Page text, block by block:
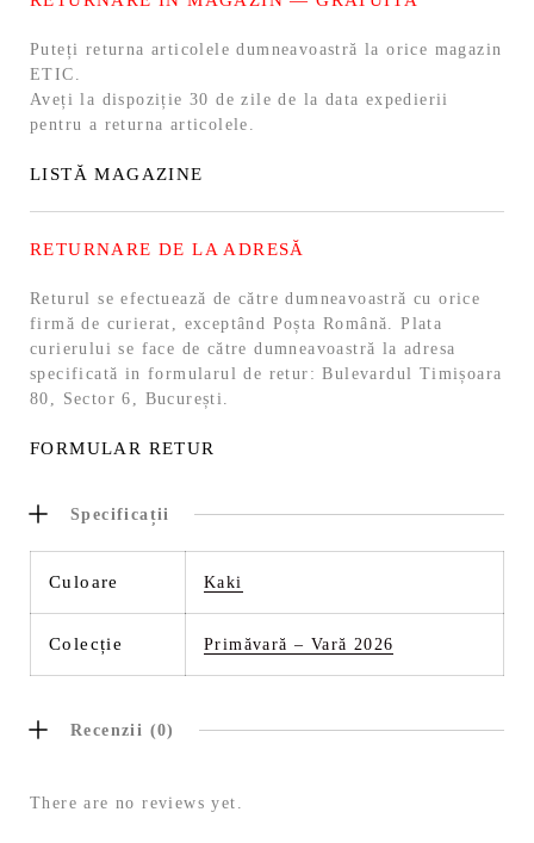
Puteți returna articolele dumneavoastră la orice magazin
ETIC.
Aveți la dispoziție 30 de zile de la data expedierii
pentru a returna articolele.
LISTĂ MAGAZINE
RETURNARE DE LA ADRESĂ
Returul se efectuează de către dumneavoastră cu orice
firmă de curierat, exceptând Poșta Română. Plata
curierului se face de către dumneavoastră la adresa
specificată in formularul de retur: Bulevardul Timișoara
80, Sector 6, București.
FORMULAR RETUR
Specificații
Culoare Kaki
Colecție Primăvară – Vară 2026
Recenzii (0)
There are no reviews yet.